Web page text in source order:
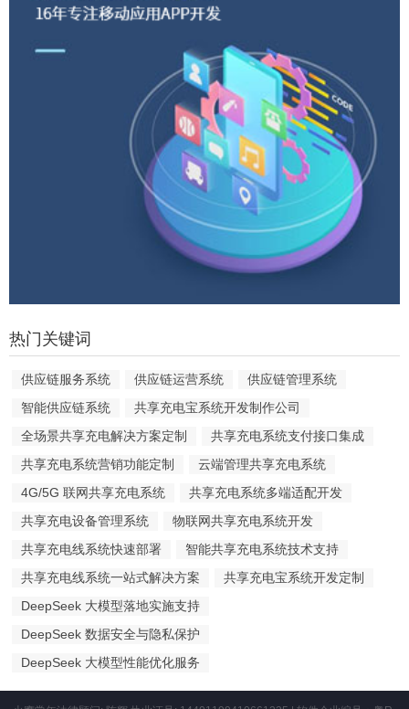
热门关键词
供应链服务系统 供应链运营系统
供应链管理系统
智能供应链系统
共享充电宝系统开发制作公司
全场景共享充电解决方案定制
共享充电系统支付接口集成
共享充电系统营销功能定制
云端管理共享充电系统
4G/5G 联网共享充电系统
共享充电系统多端适配开发
共享充电设备管理系统
物联网共享充电系统开发
共享充电线系统快速部署
智能共享充电系统技术支持
共享充电线系统一站式解决方案
共享充电宝系统开发定制
DeepSeek 大模型落地实施支持
DeepSeek 数据安全与隐私保护
DeepSeek 大模型性能优化服务